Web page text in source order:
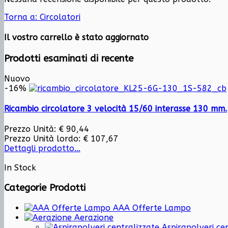
Torna a: Circolatori
Il vostro carrello è stato aggiornato
Prodotti esaminati di recente
Nuovo
-16%
Ricambio circolatore 3 velocità 15/60 interasse 130 mm.
Prezzo Unità: € 90,44
Prezzo Unità lordo: € 107,67
Dettagli prodotto…
In Stock
Categorie Prodotti
AAA Offerte Lampo
Aerazione